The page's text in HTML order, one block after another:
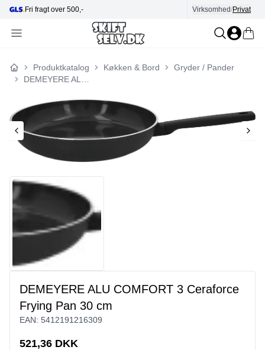
500,- Hjælp i kundecenterVirksomhed/Privat
Forside
Produktkatalog Køkken & Bord
Gryder / Pander
DEMEYERE ALU COMFORT 3 Ceraforce
Frying Pan 30 cm
EAN: 5412191216309
521,36 DKK